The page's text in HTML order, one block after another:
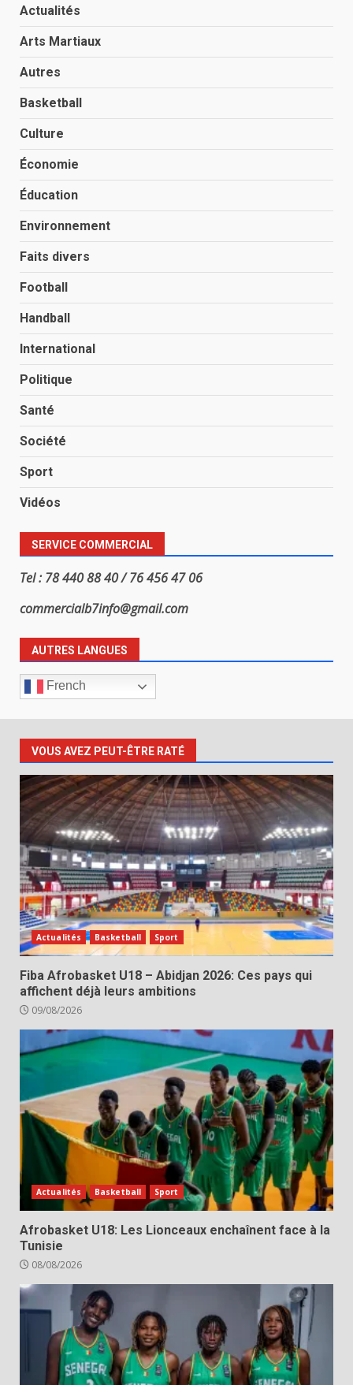
Actualités
Arts Martiaux
Autres
Basketball
Culture
Économie
Éducation
Environnement
Faits divers
Football
Handball
International
Politique
Santé
Société
Sport
Vidéos
SERVICE COMMERCIAL
Tel : 78 440 88 40 / 76 456 47 06
commercialb7info@gmail.com
AUTRES LANGUES
French
VOUS AVEZ PEUT-ÊTRE RATÉ
Actualités Basketball Sport
Fiba Afrobasket U18 – Abidjan 2026: Ces pays qui
affichent déjà leurs ambitions
09/08/2026
Actualités Basketball Sport
Afrobasket U18: Les Lionceaux enchaînent face à la
Tunisie
08/08/2026